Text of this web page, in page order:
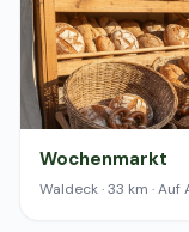
Wochenmarkt
Waldeck · 33 km · Auf